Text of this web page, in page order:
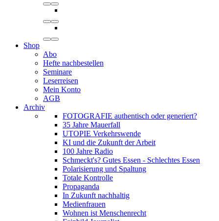
Shop
Abo
Hefte nachbestellen
Seminare
Leserreisen
Mein Konto
AGB
Archiv
FOTOGRAFIE authentisch oder generiert?
35 Jahre Mauerfall
UTOPIE Verkehrswende
KI und die Zukunft der Arbeit
100 Jahre Radio
Schmeckt's? Gutes Essen - Schlechtes Essen
Polarisierung und Spaltung
Totale Kontrolle
Propaganda
In Zukunft nachhaltig
Medienfrauen
Wohnen ist Menschenrecht